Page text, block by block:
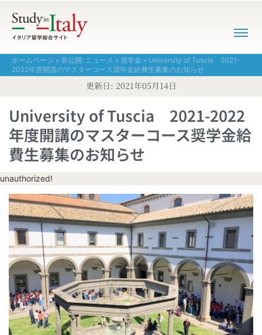
ホームページ » 非公開: ニュース » 奨学金 » University of Tuscia 2021-
2022年度開講のマスターコース奨学金給費生募集のお知らせ
更新日: 2021年05月14日
University of Tuscia 2021-2022
年度開講のマスターコース奨学金給
費生募集のお知らせ
unauthorized!